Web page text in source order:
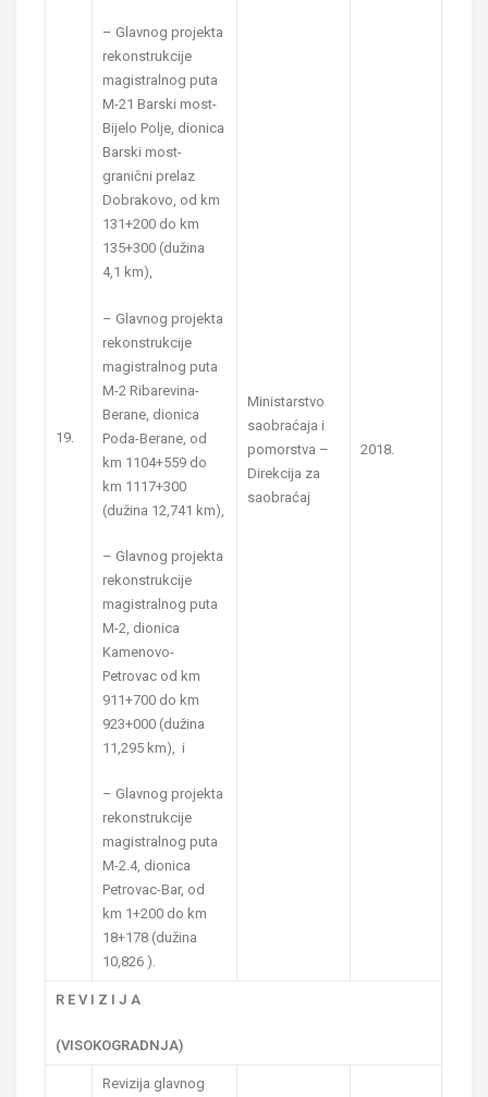
19.
– Glavnog projekta
rekonstrukcije
magistralnog puta
M-21 Barski most-
Bijelo Polje, dionica
Barski most-
granični prelaz
Dobrakovo, od km
131+200 do km
135+300 (dužina
4,1 km),
– Glavnog projekta
rekonstrukcije
magistralnog puta
M-2 Ribarevina-
Berane, dionica
Poda-Berane, od
km 1104+559 do
km 1117+300
(dužina 12,741 km),
– Glavnog projekta
rekonstrukcije
magistralnog puta
M-2, dionica
Kamenovo-
Petrovac od km
911+700 do km
923+000 (dužina
11,295 km), i
– Glavnog projekta
rekonstrukcije
magistralnog puta
M-2.4, dionica
Petrovac-Bar, od
km 1+200 do km
18+178 (dužina
10,826 ).
Ministarstvo
saobraćaja i
pomorstva –
Direkcija za
saobraćaj
2018.
R E V I Z I J A
(VISOKOGRADNJA)
Revizija glavnog